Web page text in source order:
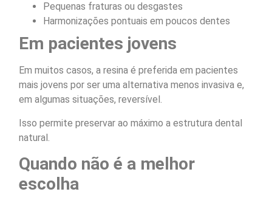
Pequenas fraturas ou desgastes
Harmonizações pontuais em poucos dentes
Em pacientes jovens
Em muitos casos, a resina é preferida em pacientes
mais jovens por ser uma alternativa menos invasiva e,
em algumas situações, reversível.
Isso permite preservar ao máximo a estrutura dental
natural.
Quando não é a melhor
escolha